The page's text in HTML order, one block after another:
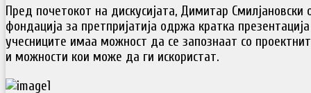
Пред почетокот на дискусијата, Димитар
фондација за претпријатија одржа кратка
учесниците имаа можност да се запознаат со
и можности кои може да ги искористат.